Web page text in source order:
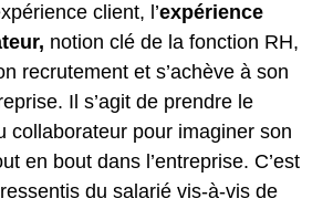
client, l’expérience
notion clé de la fonction RH,
recrutement et s’achève à son
Il s’agit de prendre le
collaborateur pour imaginer son
en bout dans l’entreprise. C’est
du salarié vis-à-vis de